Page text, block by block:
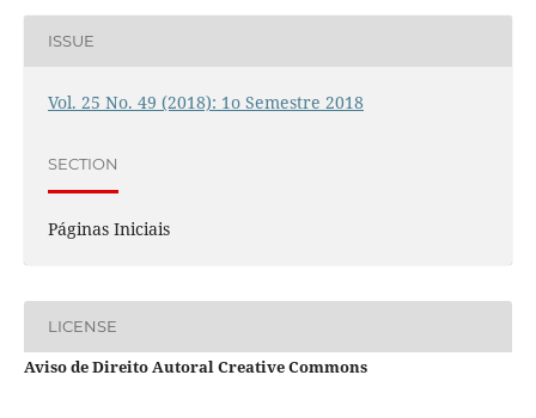
ISSUE
Vol. 25 No. 49 (2018): 1o Semestre 2018
SECTION
Páginas Iniciais
LICENSE
Aviso de Direito Autoral Creative Commons